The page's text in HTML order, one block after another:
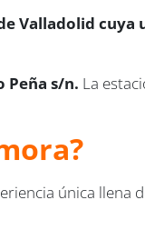
Valladolid cuya
Peña s/n. La
única llena